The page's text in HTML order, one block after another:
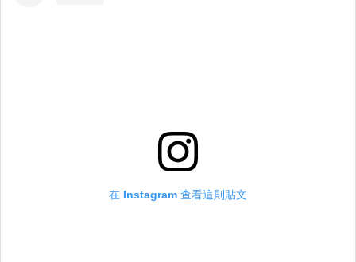
在 Instagram 查看這則貼文